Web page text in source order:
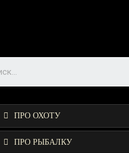
ПРО ОХОТУ
ПРО РЫБАЛКУ